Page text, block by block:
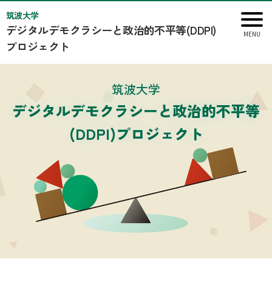
筑波大学
デジタルデモクラシーと政治的不平等(DDPI)
プロジェクト
筑波大学
デジタルデモクラシーと政治的不平等
(DDPI)プロジェクト